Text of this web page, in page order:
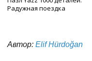
Радужная поездка
Автор: Elif Hürdoğan